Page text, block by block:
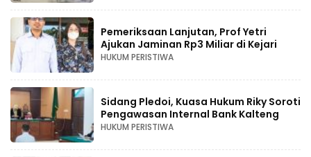
Pemeriksaan Lanjutan, Prof Yetri
Ajukan Jaminan Rp3 Miliar di Kejari
HUKUM PERISTIWA
Sidang Pledoi, Kuasa Hukum Riky Soroti
Pengawasan Internal Bank Kalteng
HUKUM PERISTIWA